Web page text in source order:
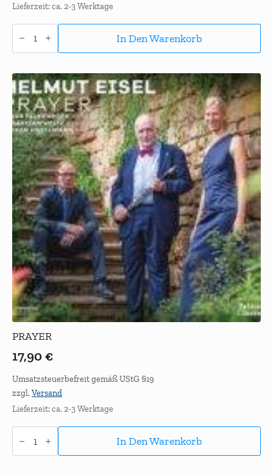
Lieferzeit: ca. 2-3 Werktage
Bei
dir
es
so
schön
Menge
In Den Warenkorb
PRAYER
17,90 €
Umsatzsteuerbefreit gemäß UStG §19
zzgl.Versand
Lieferzeit: ca. 2-3 Werktage
PRAYER
Menge
In Den Warenkorb